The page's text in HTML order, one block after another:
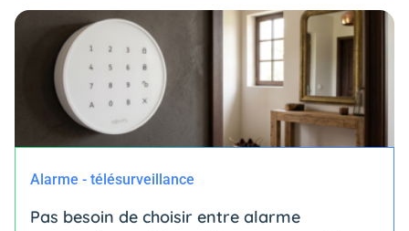
Alarme - télésurveillance
Pas besoin de choisir entre alarme